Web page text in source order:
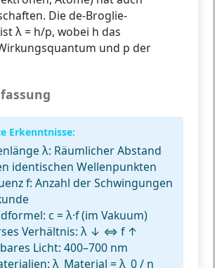
Die de-Broglie-
λ = h/p, wobei h das
und p der
Erkenntnisse:
λ: Räumlicher Abstand
identischen Wellenpunkten
f: Anzahl der Schwingungen
c = λ·f (im Vakuum)
Verhältnis: λ ↓ ⇔ f ↑
Licht: 400–700 nm
λ_Material = λ_0 / n